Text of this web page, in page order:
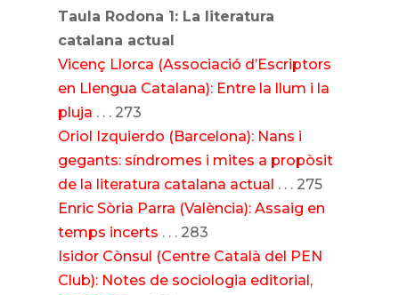
Taula Rodona 1: La literatura
catalana actual
Vicenç Llorca (Associació d’Escriptors
en Llengua Catalana): Entre la llum i la
pluja . . . 273
Oriol Izquierdo (Barcelona): Nans i
gegants: síndromes i mites a propòsit
de la literatura catalana actual . . . 275
Enric Sòria Parra (València): Assaig en
temps incerts . . . 283
Isidor Cònsul (Centre Català del PEN
Club): Notes de sociologia editorial,